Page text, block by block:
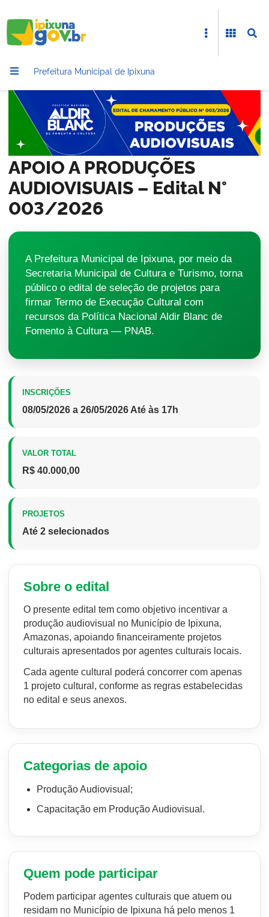
Prefeitura Municipal de Ipixuna
APOIO A PRODUÇÕES
AUDIOVISUAIS – Edital N°
003/2026
A Prefeitura Municipal de Ipixuna, por meio da
Secretaria Municipal de Cultura e Turismo, torna
público o edital de seleção de projetos para
firmar Termo de Execução Cultural com
recursos da Política Nacional Aldir Blanc de
Fomento à Cultura — PNAB.
INSCRIÇÕES
08/05/2026 a 26/05/2026 Até às 17h
VALOR TOTAL
R$ 40.000,00
PROJETOS
Até 2 selecionados
Sobre o edital
O presente edital tem como objetivo incentivar a
produção audiovisual no Município de Ipixuna,
Amazonas, apoiando financeiramente projetos
culturais apresentados por agentes culturais locais.
Cada agente cultural poderá concorrer com apenas
1 projeto cultural, conforme as regras estabelecidas
no edital e seus anexos.
Categorias de apoio
Produção Audiovisual;
Capacitação em Produção Audiovisual.
Quem pode participar
Podem participar agentes culturais que atuem ou
residam no Município de Ipixuna há pelo menos 1